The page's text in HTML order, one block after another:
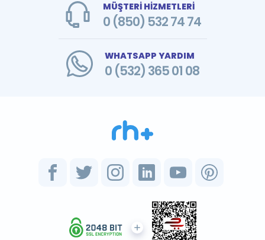
MÜŞTERİ HİZMETLERİ
0 (850) 532 74 74
WHATSAPP YARDIM
0 (532) 365 01 08